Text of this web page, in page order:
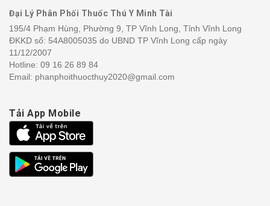
Đại Lý Phân Phối Thuốc Thú Y Minh Tài
195/4 Phạm Hùng, Phường 9, TP Vĩnh Long, Tỉnh Vĩnh Long
ĐKKD số: 54A8005035 do UBND TP Vĩnh Long cấp ngày
11/12/2007
Hotline: 09 16 26 89 84
Email: phanphoithuocthuy2020@gmail.com
Tải App Mobile